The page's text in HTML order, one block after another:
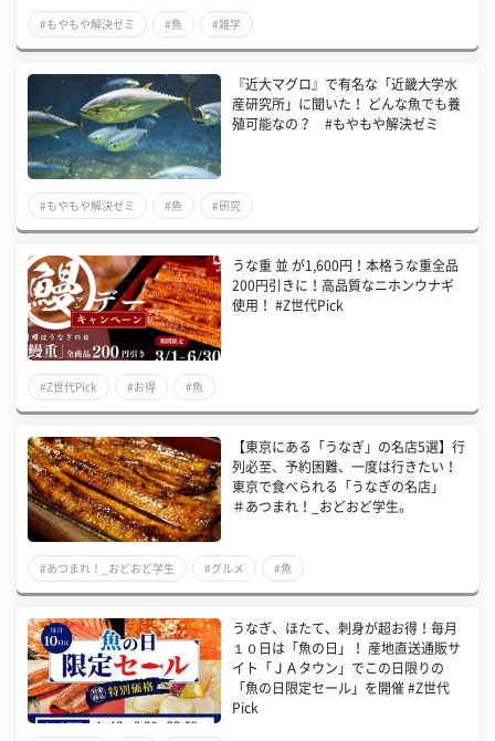
#もやもや解決ゼミ #魚 #雑学
『近大マグロ』で有名な「近畿大学水
産研究所」に聞いた！ どんな魚でも養
殖可能なの？ #もやもや解決ゼミ
#もやもや解決ゼミ #魚 #研究
うな重 並 が1,600円！本格うな重全品
200円引きに！高品質なニホンウナギ
使用！ #Z世代Pick
#Z世代Pick #お得 #魚
【東京にある「うなぎ」の名店5選】行
列必至、予約困難、一度は行きたい！
東京で食べられる「うなぎの名店」
＃あつまれ！_おどおど学生。
#あつまれ！_おどおど学生 #グルメ #魚
うなぎ、ほたて、刺身が超お得！毎月
１０日は「魚の日」！ 産地直送通販サ
イト「ＪＡタウン」でこの日限りの
「魚の日限定セール」を開催 #Z世代
Pick